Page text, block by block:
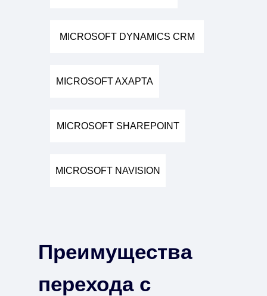
MICROSOFT DYNAMICS CRM
MICROSOFT NAVISION
MICROSOFT AXAPTA
MICROSOFT SHAREPOINT
Преимущества
перехода с